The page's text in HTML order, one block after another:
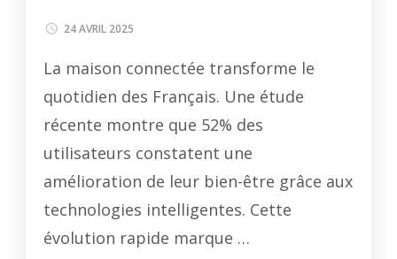
24 AVRIL 2025
La maison connectée transforme le
quotidien des Français. Une étude
récente montre que 52% des
utilisateurs constatent une
amélioration de leur bien-être grâce aux
technologies intelligentes. Cette
évolution rapide marque …